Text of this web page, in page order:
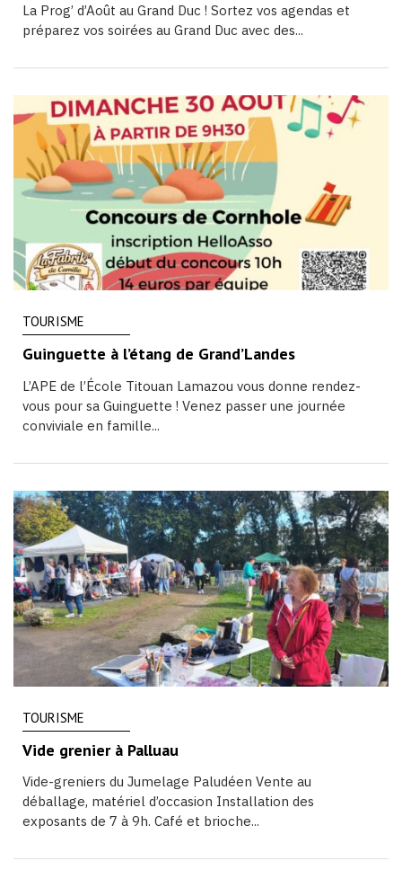
La Prog’ d’Août au Grand Duc ! Sortez vos agendas et
préparez vos soirées au Grand Duc avec des...
TOURISME
Guinguette à l’étang de Grand’Landes
L’APE de l’École Titouan Lamazou vous donne rendez-
vous pour sa Guinguette ! Venez passer une journée
conviviale en famille...
TOURISME
Vide grenier à Palluau
Vide-greniers du Jumelage Paludéen Vente au
déballage, matériel d’occasion Installation des
exposants de 7 à 9h. Café et brioche...